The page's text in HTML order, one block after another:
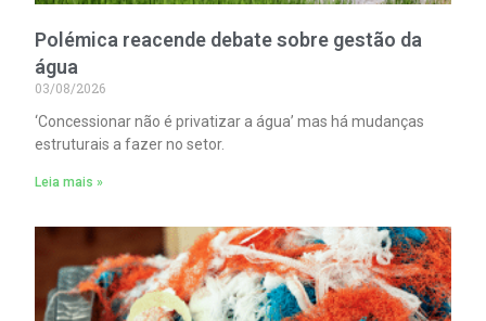
Polémica reacende debate sobre gestão da
água
03/08/2026
‘Concessionar não é privatizar a água’ mas há mudanças
estruturais a fazer no setor.
Leia mais »